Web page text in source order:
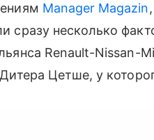
Manager Magazin
сразу несколько
Renault-Nissan-
Цетше, у